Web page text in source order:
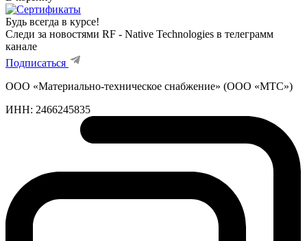
Будь всегда в курсе!
Следи за новостями RF - Native Technologies в телеграмм
канале
Подписаться
ООО «Материально-техническое снабжение» (ООО «МТС»)
ИНН: 2466245835